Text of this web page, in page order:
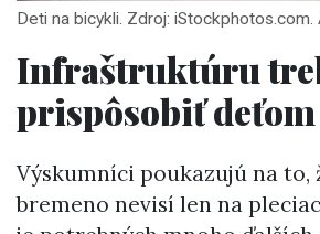
Deti na bicykli. Zdroj: iStockphotos.com.
Infraštruktúru
prispôsobiť deťom
Výskumníci poukazujú na to,
bremeno nevisí len na